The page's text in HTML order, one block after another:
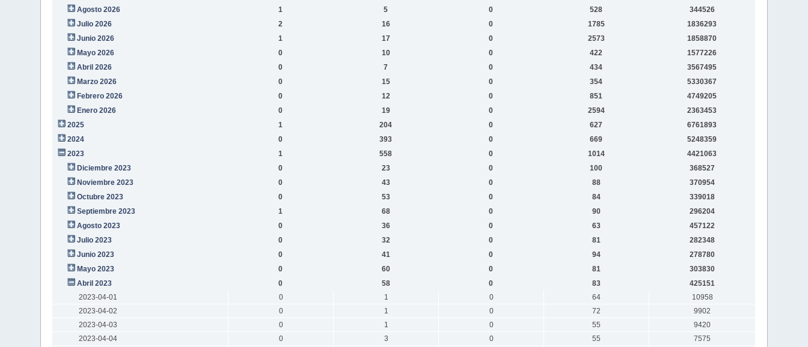
Agosto 2026
1 5 0 528
344526
Julio 2026
2 16 0 1785
1836293
Junio 2026
1 17 0 2573
1858870
Mayo 2026
0 10 0 422
1577226
Abril 2026
0 7 0 434
3567495
Marzo 2026
0 15 0 354
5330367
Febrero 2026
0 12 0 851
4749205
Enero 2026
0 19 0 2594
2363453
2025
1 204 0 627
6761893
2024
0 393 0 669
5248359
2023
1 558 0 1014
4421063
Diciembre 2023
0 23 0 100
368527
Noviembre 2023
0 43 0 88
370954
Octubre 2023
0 53 0 84
339018
Septiembre 2023
1 68 0 90
296204
Agosto 2023
0 36 0 63
457122
Julio 2023
0 32 0 81
282348
Junio 2023
0 41 0 94
278780
Mayo 2023
0 60 0 81
303830
Abril 2023
0 58 0 83
425151
2023-04-01
0 1 0 64
10958
2023-04-02
0 1 0 72
9902
2023-04-03
0 1 0 55
9420
2023-04-04
0 3 0 55
7575